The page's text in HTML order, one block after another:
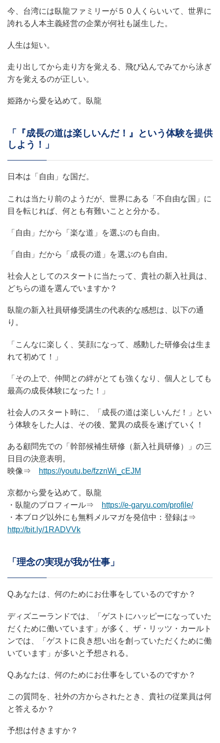
今、台湾には臥龍ファミリーが５０人くらいいて、世界に
誇れる人本主義経営の企業が何社も誕生した。
人生は短い。
走り出してから走り方を覚える、飛び込んでみてから泳ぎ
方を覚えるのが正しい。
姫路から愛を込めて。臥龍
「『成長の道は楽しいんだ！』という体験を提供
しよう！」
日本は「自由」な国だ。
これは当たり前のようだが、世界にある「不自由な国」に
目を転じれば、何とも有難いことと分かる。
「自由」だから「楽な道」を選ぶのも自由。
「自由」だから「成長の道」を選ぶのも自由。
社会人としてのスタートに当たって、貴社の新入社員は、
どちらの道を選んでいますか？
臥龍の新入社員研修受講生の代表的な感想は、以下の通
り。
「こんなに楽しく、笑顔になって、感動した研修会は生ま
れて初めて！」
「その上で、仲間との絆がとても強くなり、個人としても
最高の成長体験になった！」
社会人のスタート時に、「成長の道は楽しいんだ！」とい
う体験をした人は、その後、驚異の成長を遂げていく！
ある顧問先での「幹部候補生研修（新入社員研修）」の三
日目の決意表明。
映像⇒
https://youtu.be/fzznWi_cEJM
京都から愛を込めて。臥龍
・臥龍のプロフィール⇒
https://e-garyu.com/profile/
・本ブログ以外にも無料メルマガを発信中：登録は⇒
http://bit.ly/1RADVVk
「理念の実現が我が仕事」
Q.あなたは、何のためにお仕事をしているのですか？
ディズニーランドでは、「ゲストにハッピーになっていた
だくために働いています」が多く、ザ・リッツ・カールト
ンでは、「ゲストに良き想い出を創っていただくために働
いています」が多いと予想される。
Q.あなたは、何のためにお仕事をしているのですか？
この質問を、社外の方からされたとき、貴社の従業員は何
と答えるか？
予想は付きますか？